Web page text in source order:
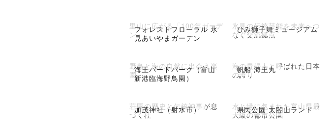
フォレストフローラル 氷
見あいやまガーデン
里山に広がる「100年ガーデ
ン」
ひみ獅子舞ミュージアム
氷見の伝統芸能を未来へつ
なぐ交流拠点
海王バードパーク（富山
新港臨海野鳥園）
野鳥と海の自然に出会う楽
園
帆船 海王丸
海の貴婦人と呼ばれた日本
の誇り
加茂神社（射水市）
荘園の歴史と伝統神事が息
づく杜
県民公園 太閤山ランド
水と緑に包まれた富山県最
大級の都市公園